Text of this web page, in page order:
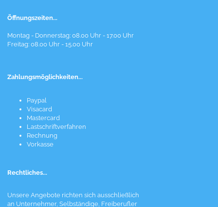
Öffnungszeiten...
Montag - Donnerstag: 08.00 Uhr - 17.00 Uhr
Freitag: 08.00 Uhr - 15.00 Uhr
Zahlungsmöglichkeiten...
Paypal
Visacard
Mastercard
Lastschriftverfahren
Rechnung
Vorkasse
Rechtliches...
Unsere Angebote richten sich ausschließlich
an Unternehmer, Selbständige, Freiberufler